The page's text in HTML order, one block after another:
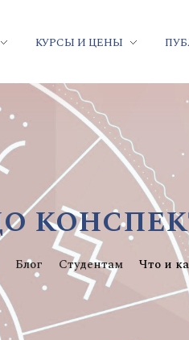
КУРСЫ И ЦЕНЫ
Блог Студентам Что и